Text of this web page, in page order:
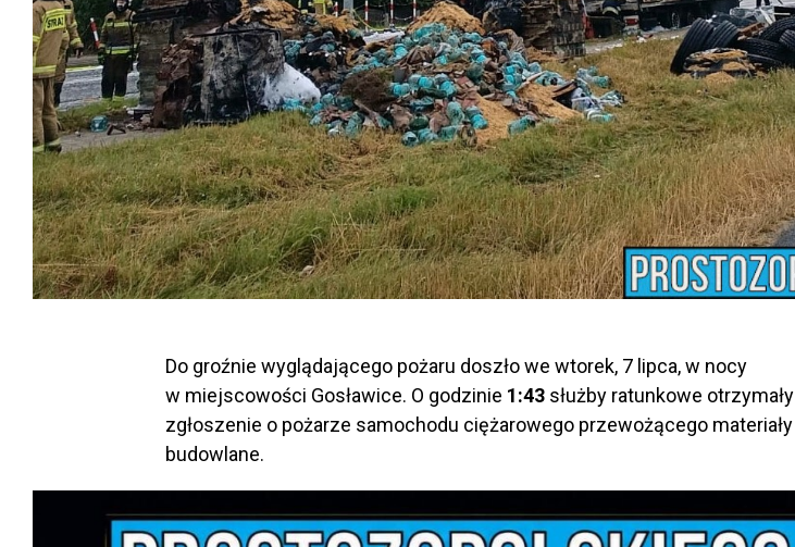
Do groźnie wyglądającego pożaru doszło we wtorek, 7 lipca, w nocy
w miejscowości Gosławice. O godzinie 1:43 służby ratunkowe otrzymały
zgłoszenie o pożarze samochodu ciężarowego przewożącego materiały
budowlane.